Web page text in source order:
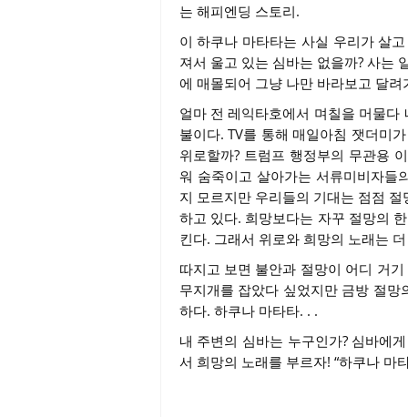
는 해피엔딩 스토리.
이 하쿠나 마타타는 사실 우리가 살
져서 울고 있는 심바는 없을까? 사는
에 매몰되어 그냥 나만 바라보고 달
얼마 전 레익타호에서 며칠을 머물
불이다. TV를 통해 매일아침 잿더미
위로할까? 트럼프 행정부의 무관용
워 숨죽이고 살아가는 서류미비자들
지 모르지만 우리들의 기대는 점점
하고 있다. 희망보다는 자꾸 절망의
킨다. 그래서 위로와 희망의 노래는
따지고 보면 불안과 절망이 어디 거
무지개를 잡았다 싶었지만 금방 절
하다. 하쿠나 마타타. . .
내 주변의 심바는 누구인가? 심바에
서 희망의 노래를 부르자! “하쿠나 마